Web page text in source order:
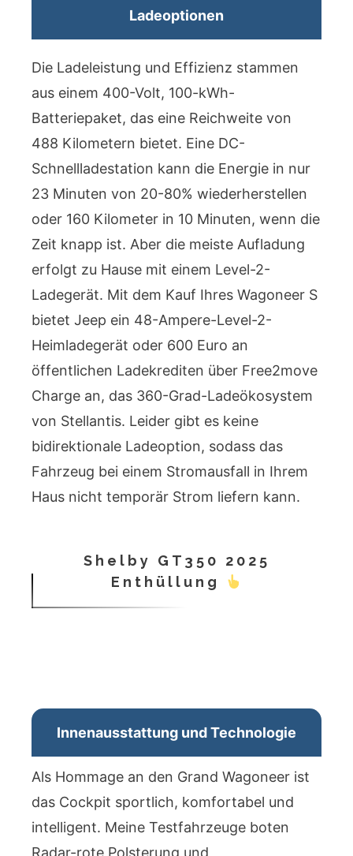
Ladeoptionen
Die Ladeleistung und Effizienz stammen
aus einem 400-Volt, 100-kWh-
Batteriepaket, das eine Reichweite von
488 Kilometern bietet. Eine DC-
Schnellladestation kann die Energie in nur
23 Minuten von 20-80% wiederherstellen
oder 160 Kilometer in 10 Minuten, wenn die
Zeit knapp ist. Aber die meiste Aufladung
erfolgt zu Hause mit einem Level-2-
Ladegerät. Mit dem Kauf Ihres Wagoneer S
bietet Jeep ein 48-Ampere-Level-2-
Heimladegerät oder 600 Euro an
öffentlichen Ladekrediten über Free2move
Charge an, das 360-Grad-Ladeökosystem
von Stellantis. Leider gibt es keine
bidirektionale Ladeoption, sodass das
Fahrzeug bei einem Stromausfall in Ihrem
Haus nicht temporär Strom liefern kann.
Shelby GT350 2025
Enthüllung
Innenausstattung und Technologie
Als Hommage an den Grand Wagoneer ist
das Cockpit sportlich, komfortabel und
intelligent. Meine Testfahrzeuge boten
Radar-rote Polsterung und